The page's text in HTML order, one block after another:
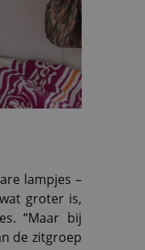
lampjes –
groter is,
“Maar bij
de zitgroep